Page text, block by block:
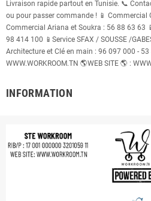
Livraison rapide partout en Tunisie. 📞
ou pour passer commande ! 📱 Commercial
Commercial Ariana et Soukra : 56 88 63 63
98 414 100 📱Service SFAX / SOUSSE /
Architecture et Clé en main : 96 097 000 - 53
WWW.WORKROOM.TN 🌎WEB SITE 🌎 :
INFORMATION